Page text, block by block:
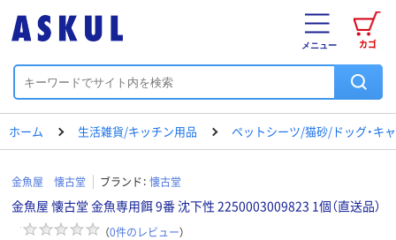
カゴ
メニュー
ホーム 生活雑貨/キッチン用品 ペットシーツ/猫砂/ドッグ・キ
金魚屋 懐古堂 ブランド： 懐古堂
金魚屋 懐古堂 金魚専用餌 9番 沈下性 2250003009823 1個（直送品）
（0件のレビュー）